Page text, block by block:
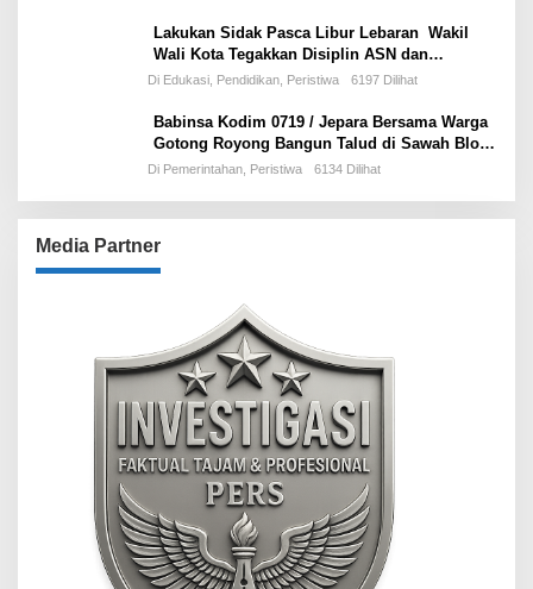
Lakukan Sidak Pasca Libur Lebaran Wakil
Wali Kota Tegakkan Disiplin ASN dan
Pelayanan Publik
Di Edukasi, Pendidikan, Peristiwa 6197 Dilihat
Babinsa Kodim 0719 / Jepara Bersama Warga
Gotong Royong Bangun Talud di Sawah Blok
Benad, Desa Sidigede
Di Pemerintahan, Peristiwa 6134 Dilihat
Media Partner